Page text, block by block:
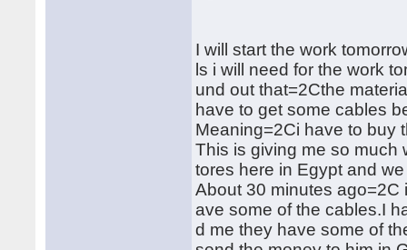
I will start the work
ls i will need for the work
und out that=2Cthe
have to get some cables
Meaning=2Ci have to buy
This is giving me so much
tores here in Egypt and
About 30 minutes ago=2C
ave some of the cables.I
d me they have some of